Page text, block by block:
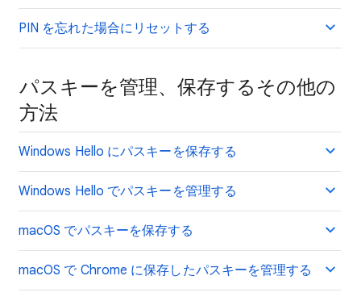
PIN を忘れた場合にリセットする
パスキーを管理、保存するその他の
方法
Windows Hello にパスキーを保存する
Windows Hello でパスキーを管理する
macOS でパスキーを保存する
macOS で Chrome に保存したパスキーを管理する